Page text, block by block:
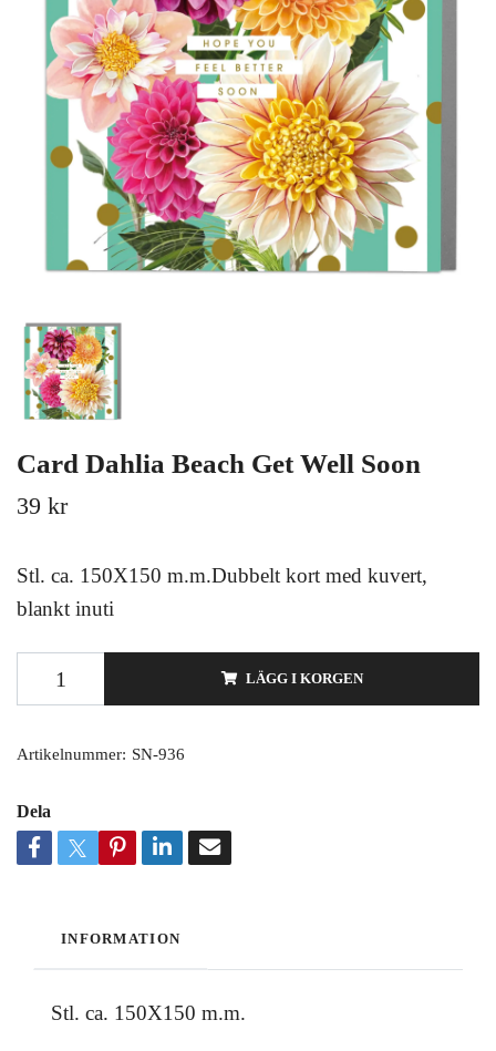
Card Dahlia Beach Get Well Soon
39 kr
Stl. ca. 150X150 m.m.Dubbelt kort med kuvert,
blankt inuti
LÄGG I KORGEN
Artikelnummer: SN-936
Dela
INFORMATION
Stl. ca. 150X150 m.m.